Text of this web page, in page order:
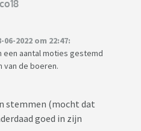
2022 om 22:47:
aantal moties gestemd
de boeren.
stemmen (mocht dat
goed in zijn